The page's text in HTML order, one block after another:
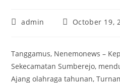
Postadmin
PostOctober 19,
Tanggamus, Nenemonews –
Sekecamatan Sumberejo,
Ajang olahraga tahunan,